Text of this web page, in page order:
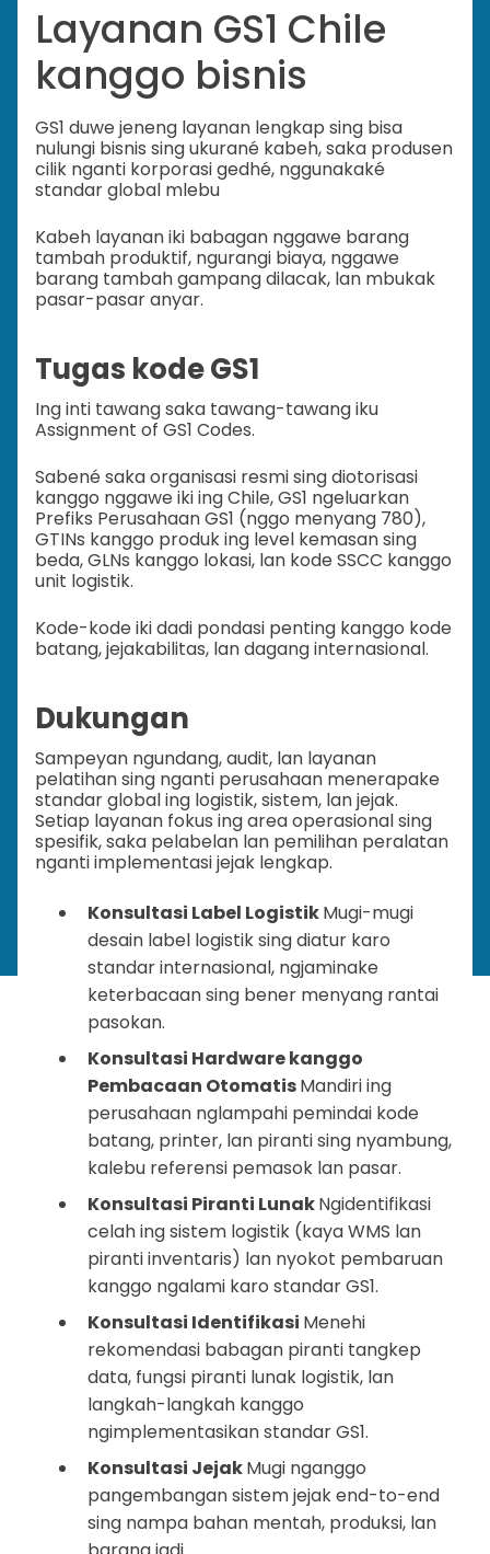
Layanan GS1 Chile
kanggo bisnis
GS1 duwe jeneng layanan lengkap sing bisa
nulungi bisnis sing ukurané kabeh, saka produsen
cilik nganti korporasi gedhé, nggunakaké
standar global mlebu
Kabeh layanan iki babagan nggawe barang
tambah produktif, ngurangi biaya, nggawe
barang tambah gampang dilacak, lan mbukak
pasar-pasar anyar.
Tugas kode GS1
Ing inti tawang saka tawang-tawang iku
Assignment of GS1 Codes.
Sabené saka organisasi resmi sing diotorisasi
kanggo nggawe iki ing Chile, GS1 ngeluarkan
Prefiks Perusahaan GS1 (nggo menyang 780),
GTINs kanggo produk ing level kemasan sing
beda, GLNs kanggo lokasi, lan kode SSCC kanggo
unit logistik.
Kode-kode iki dadi pondasi penting kanggo kode
batang, jejakabilitas, lan dagang internasional.
Dukungan
Sampeyan ngundang, audit, lan layanan
pelatihan sing nganti perusahaan menerapake
standar global ing logistik, sistem, lan jejak.
Setiap layanan fokus ing area operasional sing
spesifik, saka pelabelan lan pemilihan peralatan
nganti implementasi jejak lengkap.
Konsultasi Label LogistikMugi-mugi
desain label logistik sing diatur karo
standar internasional, ngjaminake
keterbacaan sing bener menyang rantai
pasokan.
Konsultasi Hardware kanggo
Pembacaan OtomatisMandiri ing
perusahaan nglampahi pemindai kode
batang, printer, lan piranti sing nyambung,
kalebu referensi pemasok lan pasar.
Konsultasi Piranti LunakNgidentifikasi
celah ing sistem logistik (kaya WMS lan
piranti inventaris) lan nyokot pembaruan
kanggo ngalami karo standar GS1.
Konsultasi Identifikasi Menehi
rekomendasi babagan piranti tangkep
data, fungsi piranti lunak logistik, lan
langkah-langkah kanggo
ngimplementasikan standar GS1.
Konsultasi JejakMugi nganggo
pangembangan sistem jejak end-to-end
sing nampa bahan mentah, produksi, lan